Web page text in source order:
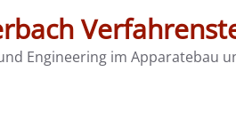
Engineering im Apparatebau